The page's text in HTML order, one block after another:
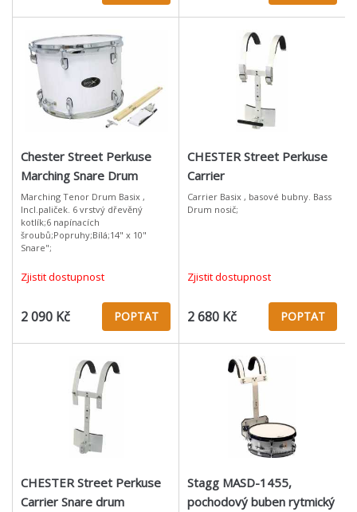
Chester Street Perkuse
Marching Snare Drum
Marching Tenor Drum Basix ,
Incl.paliček. 6 vrstvý dřevěný
kotlík;6 napínacích
šroubů;Popruhy;Bílá;14" x 10"
Snare";
Zjistit dostupnost
2 090 Kč POPTAT
CHESTER Street Perkuse
Carrier
Carrier Basix , basové bubny. Bass
Drum nosič;
Zjistit dostupnost
2 680 Kč POPTAT
CHESTER Street Perkuse
Carrier Snare drum
Stagg MASD-1455,
pochodový buben rytmický